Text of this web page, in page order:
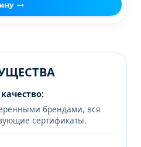
брендами, вся
сертификаты.